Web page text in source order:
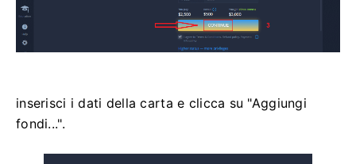
inserisci i dati della carta e clicca su "Aggiungi
fondi...".